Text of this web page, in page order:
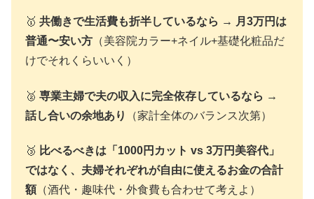
🥇 共働きで生活費も折半しているなら → 月3万円は
普通〜安い方 （美容院カラー+ネイル+基礎化粧品だ
けでそれくらいいく）
🥈 専業主婦で夫の収入に完全依存しているなら →
話し合いの余地あり
（家計全体のバランス次第）
🥉 比べるべきは「1000円カット vs 3万円美容代」
ではなく、夫婦それぞれが自由に使えるお金の合計
額（酒代・趣味代・外食費も合わせて考えよ）